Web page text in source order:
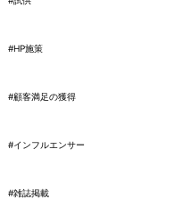
#HP施策
#顧客満足の獲得
#インフルエンサー
#雑誌掲載